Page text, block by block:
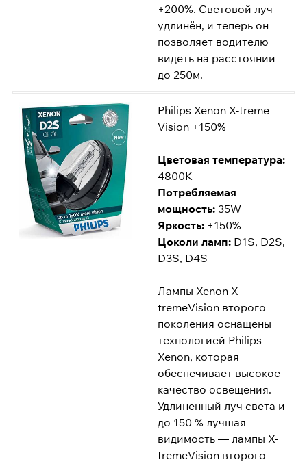
+200%. Световой луч
удлинён, и теперь он
позволяет водителю
видеть на расстоянии
до 250м.
Philips Xenon X-treme
Vision +150%
Цветовая температура:
4800K
Потребляемая
мощность: 35W
Яркость: +150%
Цоколи ламп: D1S, D2S,
D3S, D4S
Лампы Xenon X-
tremeVision второго
поколения оснащены
технологией Philips
Xenon, которая
обеспечивает высокое
качество освещения.
Удлиненный луч света и
до 150 % лучшая
видимость — лампы X-
tremeVision второго